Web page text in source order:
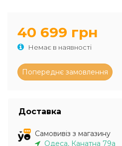
40 699 грн
Немає в наявності
Доставка
Самовивіз з магазину
Одеса, Канатна 79а